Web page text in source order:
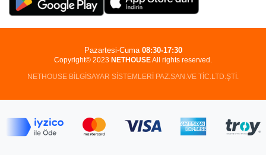
Copyright© 2023 NETHOUSEAll rights reserved.
NETHOUSE BİLGİSAYAR SİSTEMLERİ PAZ.SAN.VE TİC.LTD.ŞTİ.
Pazartesi-Cuma 08:30-17:30